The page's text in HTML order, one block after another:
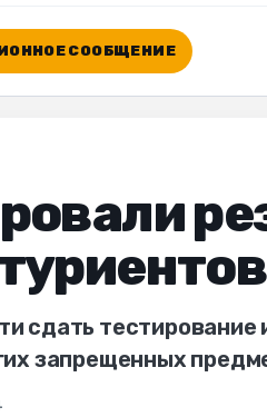
СООБЩЕНИЕ
сдать тестирование
запрещенных